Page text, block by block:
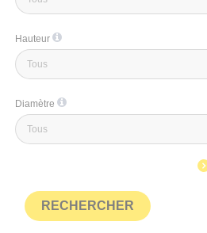
Hauteur
Diamètre